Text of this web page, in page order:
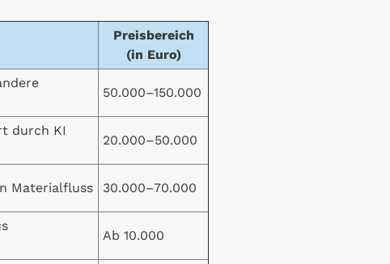
Preisbereich
(in Euro)
50.000–150.000
durch KI
20.000–50.000
Materialfluss 30.000–70.000
Ab 10.000